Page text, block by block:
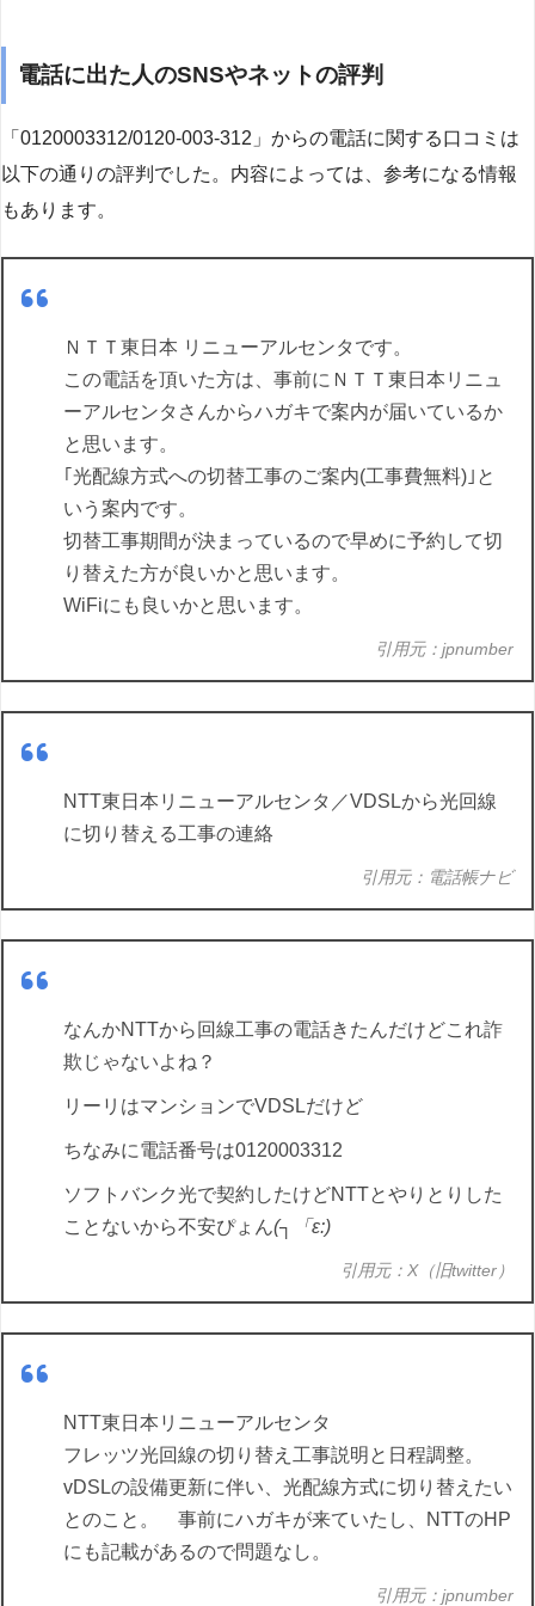
電話に出た人のSNSやネットの評判
「0120003312/0120-003-312」からの電話に関する口コミは
以下の通りの評判でした。内容によっては、参考になる情報
もあります。
ＮＴＴ東日本 リニューアルセンタです。
この電話を頂いた方は、事前にＮＴＴ東日本リニュ
ーアルセンタさんからハガキで案内が届いているか
と思います。
｢光配線方式への切替工事のご案内(工事費無料)｣と
いう案内です。
切替工事期間が決まっているので早めに予約して切
り替えた方が良いかと思います。
WiFiにも良いかと思います。
引用元：jpnumber
NTT東日本リニューアルセンタ／VDSLから光回線
に切り替える工事の連絡
引用元：電話帳ナビ
なんかNTTから回線工事の電話きたんだけどこれ詐
欺じゃないよね？
リーリはマンションでVDSLだけど
ちなみに電話番号は0120003312
ソフトバンク光で契約したけどNTTとやりとりした
ことないから不安ぴょん(┐「ε:)
引用元：X（旧twitter）
NTT東日本リニューアルセンタ
フレッツ光回線の切り替え工事説明と日程調整。
vDSLの設備更新に伴い、光配線方式に切り替えたい
とのこと。 事前にハガキが来ていたし、NTTのHP
にも記載があるので問題なし。
引用元：jpnumber